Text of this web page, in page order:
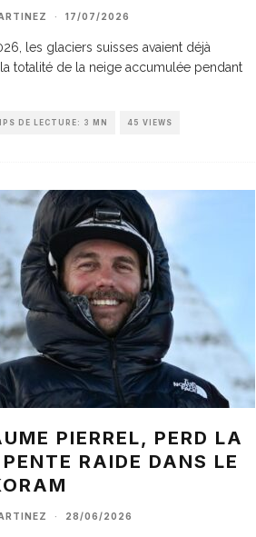
· 17/07/2026
les glaciers suisses avaient déjà
totalité de la neige accumulée pendant
DE LECTURE: 3 MN 45 VIEWS
PIERREL, PERD LA
RAIDE DANS LE
· 28/06/2026